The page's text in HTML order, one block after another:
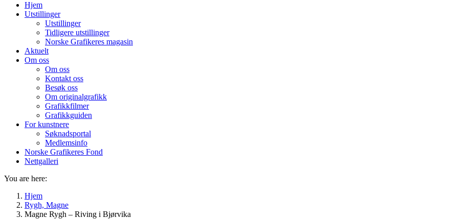
Hjem
Utstillinger
Utstillinger
Tidligere utstillinger
Norske Grafikeres magasin
Aktuelt
Om oss
Om oss
Kontakt oss
Besøk oss
Om originalgrafikk
Grafikkfilmer
Grafikkguiden
For kunstnere
Søknadsportal
Medlemsinfo
Norske Grafikeres Fond
Nettgalleri
You are here:
Hjem
Rygh, Magne
Magne Rygh – Riving i Bjørvika